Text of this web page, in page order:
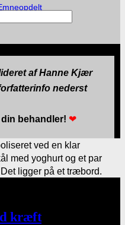
af Hanne Kjær
nederst
behandler! ❤
kræft